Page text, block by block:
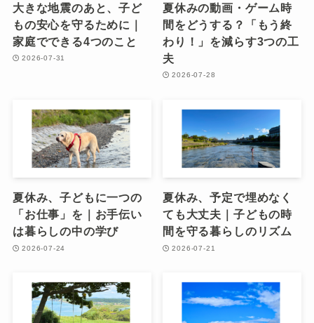
大きな地震のあと、子ど
もの安心を守るために｜
家庭でできる4つのこと
2026-07-31
夏休みの動画・ゲーム時
間をどうする？「もう終
わり！」を減らす3つの工
夫
2026-07-28
夏休み、子どもに一つの
「お仕事」を｜お手伝い
は暮らしの中の学び
2026-07-24
夏休み、予定で埋めなく
ても大丈夫｜子どもの時
間を守る暮らしのリズム
2026-07-21